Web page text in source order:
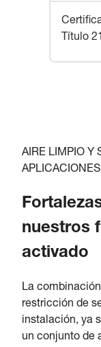
Título
AIRE LIMPIO Y
APLICACIONES
nuestros
activado
La
restricción de
instalación, ya
un conjunto de